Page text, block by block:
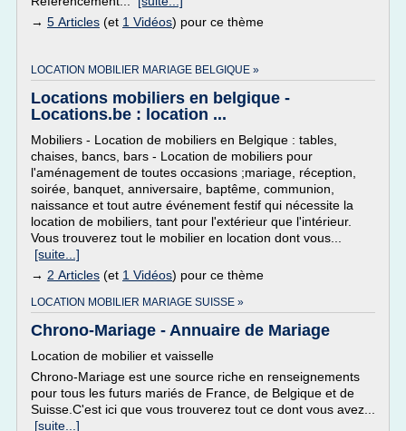
→ 5 Articles (et 1 Vidéos) pour ce thème
LOCATION MOBILIER MARIAGE BELGIQUE »
Locations mobiliers en belgique -
Locations.be : location ...
Mobiliers - Location de mobiliers en Belgique : tables,
chaises, bancs, bars - Location de mobiliers pour
l'aménagement de toutes occasions ;mariage, réception,
soirée, banquet, anniversaire, baptême, communion,
naissance et tout autre événement festif qui nécessite la
location de mobiliers, tant pour l'extérieur que l'intérieur.
Vous trouverez tout le mobilier en location dont vous...
[suite...]
→ 2 Articles (et 1 Vidéos) pour ce thème
LOCATION MOBILIER MARIAGE SUISSE »
Chrono-Mariage - Annuaire de Mariage
Location de mobilier et vaisselle
Chrono-Mariage est une source riche en renseignements
pour tous les futurs mariés de France, de Belgique et de
Suisse.C'est ici que vous trouverez tout ce dont vous avez...
[suite...]